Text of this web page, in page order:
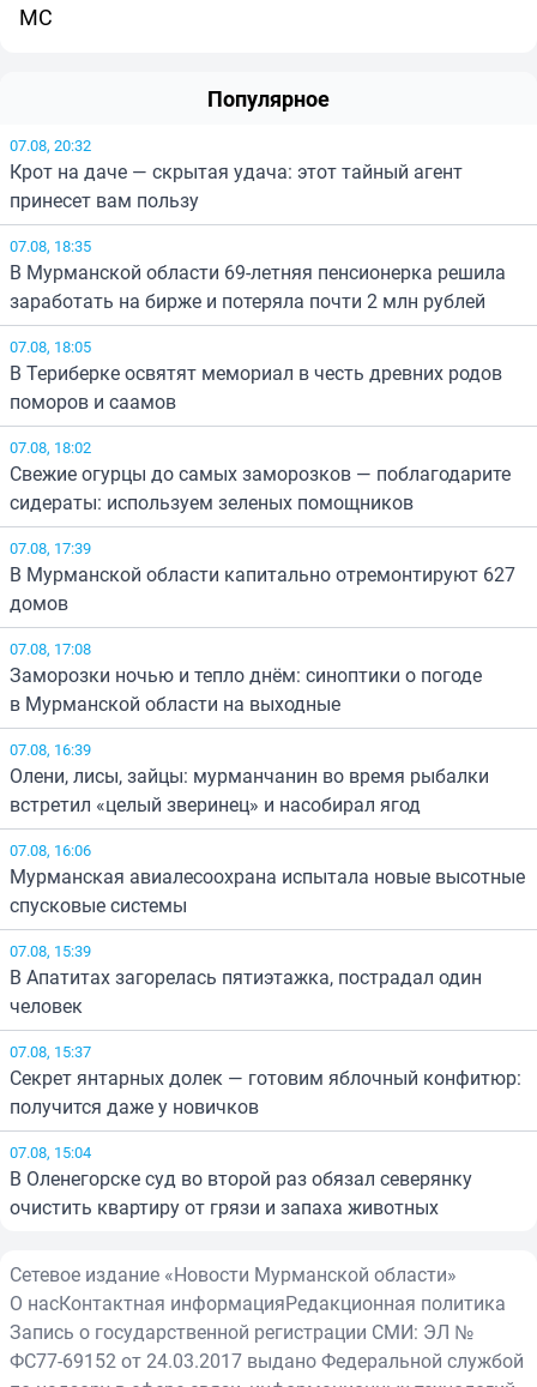
МС
Популярное
07.08, 20:32
Крот на даче — скрытая удача: этот тайный агент
принесет вам пользу
07.08, 18:35
В Мурманской области 69-летняя пенсионерка решила
заработать на бирже и потеряла почти 2 млн рублей
07.08, 18:05
В Териберке освятят мемориал в честь древних родов
поморов и саамов
07.08, 18:02
Свежие огурцы до самых заморозков — поблагодарите
сидераты: используем зеленых помощников
07.08, 17:39
В Мурманской области капитально отремонтируют 627
домов
07.08, 17:08
Заморозки ночью и тепло днём: синоптики о погоде
в Мурманской области на выходные
07.08, 16:39
Олени, лисы, зайцы: мурманчанин во время рыбалки
встретил «целый зверинец» и насобирал ягод
07.08, 16:06
Мурманская авиалесоохрана испытала новые высотные
спусковые системы
07.08, 15:39
В Апатитах загорелась пятиэтажка, пострадал один
человек
07.08, 15:37
Секрет янтарных долек — готовим яблочный конфитюр:
получится даже у новичков
07.08, 15:04
В Оленегорске суд во второй раз обязал северянку
очистить квартиру от грязи и запаха животных
Сетевое издание «Новости Мурманской области»
О насКонтактная информацияРедакционная политика
Запись о государственной регистрации СМИ: ЭЛ №
ФС77-69152 от 24.03.2017 выдано Федеральной службой